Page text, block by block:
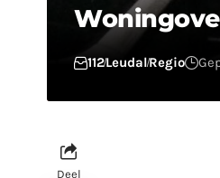
112LeudalRegio
Deel